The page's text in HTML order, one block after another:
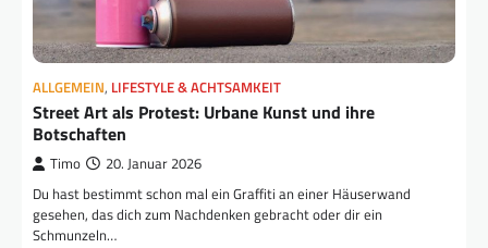
ALLGEMEIN, LIFESTYLE & ACHTSAMKEIT
Street Art als Protest: Urbane Kunst und ihre
Botschaften
Timo 20. Januar 2026
Du hast bestimmt schon mal ein Graffiti an einer Häuserwand
gesehen, das dich zum Nachdenken gebracht oder dir ein
Schmunzeln…